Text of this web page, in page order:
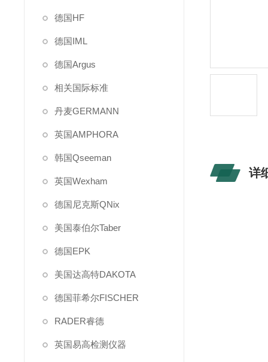
德国HF
德国IML
德国Argus
相关国际标准
丹麦GERMANN
英国AMPHORA
韩国Qseeman
英国Wexham
德国尼克斯QNix
美国泰伯尔Taber
德国EPK
美国达高特DAKOTA
德国菲希尔FISCHER
RADER睿德
英国易高检测仪器
详